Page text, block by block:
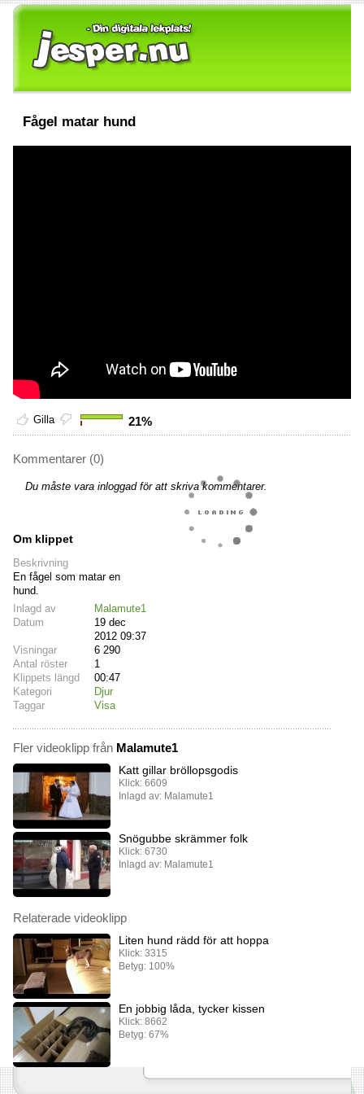
Fågel matar hund
Gilla 21%
Kommentarer (0)
Du måste vara inloggad för att skriva kommentarer.
Om klippet
Beskrivning
En fågel som matar en
hund.
Inlagd av
Malamute1
Datum
19 dec
2012 09:37
Visningar
6 290
Antal röster
1
Klippets längd
00:47
Kategori
Djur
Taggar
Visa
Fler videoklipp från Malamute1
Katt gillar bröllopsgodis
Klick: 6609
Inlagd av: Malamute1
Snögubbe skrämmer folk
Klick: 6730
Inlagd av: Malamute1
Relaterade videoklipp
Liten hund rädd för att hoppa
Klick: 3315
Betyg: 100%
En jobbig låda, tycker kissen
Klick: 8662
Betyg: 67%